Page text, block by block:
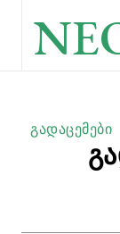
გადაცემები